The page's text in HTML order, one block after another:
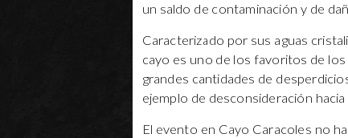
un saldo de contaminación y de
Caracterizado por sus aguas
cayo es uno de los favoritos de
grandes cantidades de
ejemplo de desconsideración
El evento en Cayo Caracoles no